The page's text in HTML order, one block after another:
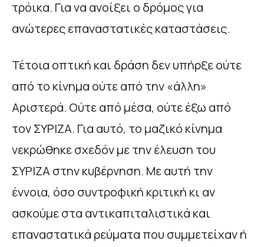
τρόικα. Για να ανοίξει ο δρόμος για
ανώτερες επαναστατικές καταστάσεις.
Τέτοια οπτική και δράση δεν υπήρξε ούτε
από το κίνημα ούτε από την «άλλη»
Αριστερά. Ούτε από μέσα, ούτε έξω από
τον ΣΥΡΙΖΑ. Για αυτό, το μαζικό κίνημα
νεκρώθηκε σχεδόν με την έλευση του
ΣΥΡΙΖΑ στην κυβέρνηση. Με αυτή την
έννοια, όσο συντροφική κριτική κι αν
ασκούμε στα αντικαπιταλιστικά και
επαναστατικά ρεύματα που συμμετείχαν ή